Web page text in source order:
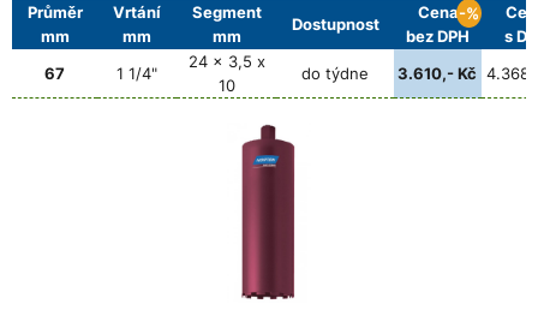
Průměr
mm
Vrtání
mm
Segment
mm
Dostupnost
Cena
bez DPH
-%
s
67
1 1/4"
24 x 3,5 x
10
do týdne 3.610,- Kč